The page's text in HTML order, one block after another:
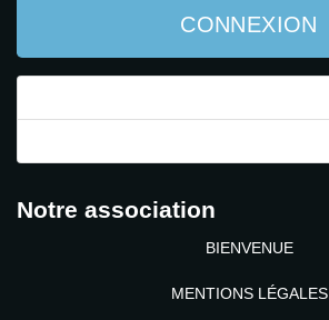
CONNEXION
Notre association
BIENVENUE
MENTIONS LÉGALES